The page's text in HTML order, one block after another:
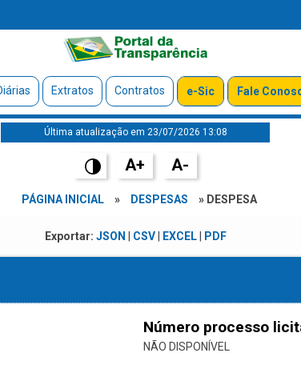
Extratos Contratos e-Sic Fale
Última atualização em 23/07/2026 13:08
A+ A-
PÁGINA INICIAL » DESPESAS » DESPESA
Exportar: JSON CSV| EXCEL| PDF
Número processo
NÃO DISPONÍVEL